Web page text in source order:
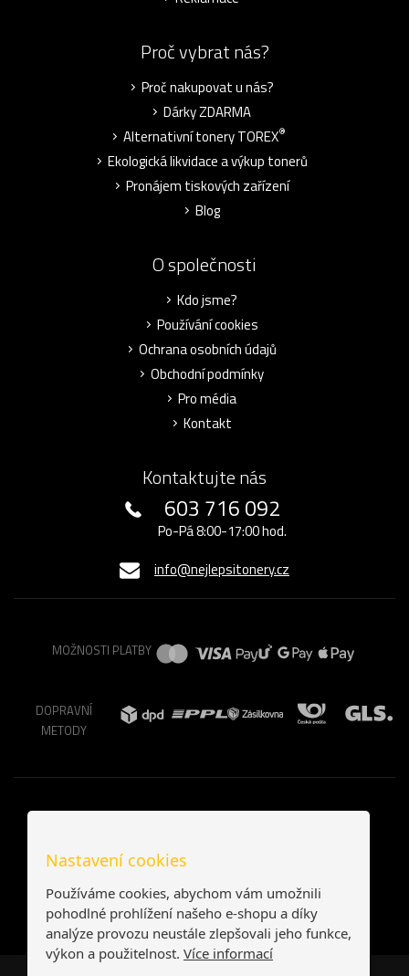
Proč vybrat nás?
Proč nakupovat u nás?
Dárky ZDARMA
Alternativní tonery TOREX®
Ekologická likvidace a výkup tonerů
Pronájem tiskových zařízení
Blog
O společnosti
Kdo jsme?
Používání cookies
Ochrana osobních údajů
Obchodní podmínky
Pro média
Kontakt
Kontaktujte nás
603 716 092
Po-Pá 8:00-17:00 hod.
info@nejlepsitonery.cz
MOŽNOSTI PLATBY
DOPRAVNÍ
METODY
Nastavení cookies
Používáme cookies, abychom vám umožnili
pohodlné prohlížení našeho e-shopu a díky
analýze provozu neustále zlepšovali jeho funkce,
výkon a použitelnost. Více informací